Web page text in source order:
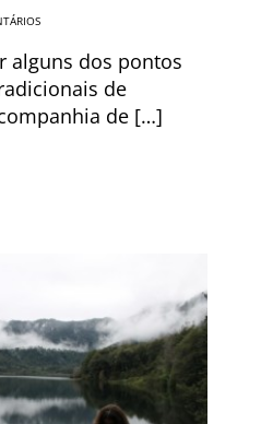
alguns dos pontos
de
de […]